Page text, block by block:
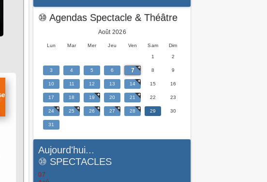
⑩ Agendas Spectacle & Théâtre
Août 2026
Lun Mar Mer Jeu Ven Sam Dim
1 2
3 4 5 6 7 8 9
10 11 12 13 14 15 16
17 18 19 20 21 22 23
24 25 26 27 28 29 30
31
Aujourd'hui...
⑩ SPECTACLES
07